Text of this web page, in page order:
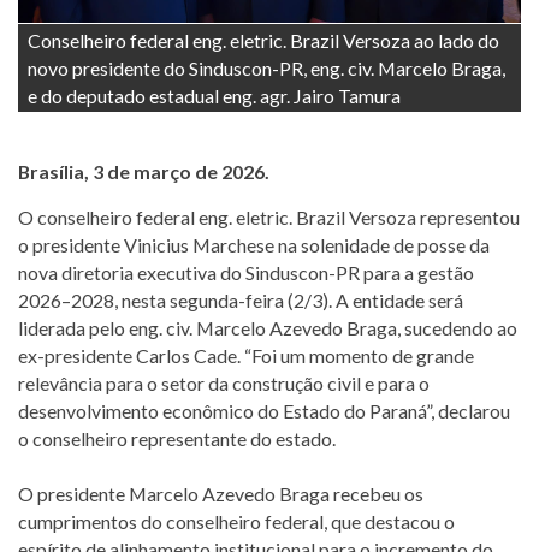
Conselheiro federal eng. eletric. Brazil Versoza ao lado do
novo presidente do Sinduscon-PR, eng. civ. Marcelo Braga,
e do deputado estadual eng. agr. Jairo Tamura
Brasília, 3 de março de 2026.
O conselheiro federal eng. eletric. Brazil Versoza representou
o presidente Vinicius Marchese na solenidade de posse da
nova diretoria executiva do Sinduscon-PR para a gestão
2026–2028, nesta segunda-feira (2/3). A entidade será
liderada pelo eng. civ. Marcelo Azevedo Braga, sucedendo ao
ex-presidente Carlos Cade. “Foi um momento de grande
relevância para o setor da construção civil e para o
desenvolvimento econômico do Estado do Paraná”, declarou
o conselheiro representante do estado.
O presidente Marcelo Azevedo Braga recebeu os
cumprimentos do conselheiro federal, que destacou o